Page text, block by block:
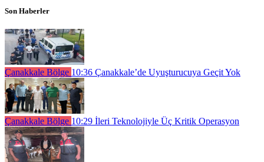
Son Haberler
Çanakkale Bölge 10:36 Çanakkale’de Uyuşturucuya Geçit Yok
Çanakkale Bölge 10:29 İleri Teknolojiyle Üç Kritik Operasyon